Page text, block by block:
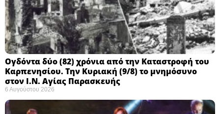
Ογδόντα δύο (82) χρόνια από την Καταστροφή του
Καρπενησίου. Την Κυριακή (9/8) το μνημόσυνο
στον Ι.Ν. Αγίας Παρασκευής
6 Αυγούστου 2026